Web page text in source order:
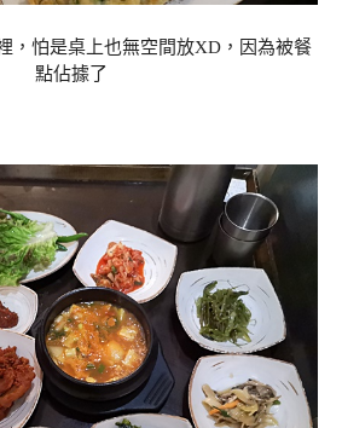
，怕是桌上也無空間放XD，因為被餐
點佔據了